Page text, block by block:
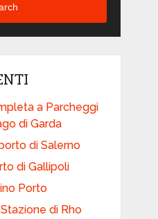
a Parcheggi
di Garda
di Salerno
di Gallipoli
Porto
di Rho